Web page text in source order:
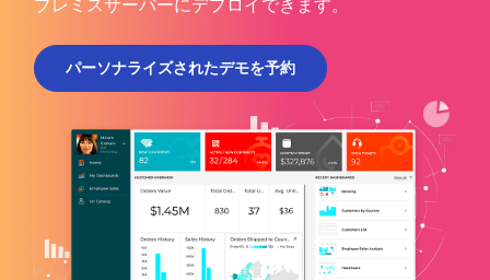
プレミスサーバーにデプロイできます。
パーソナライズされたデモを予約